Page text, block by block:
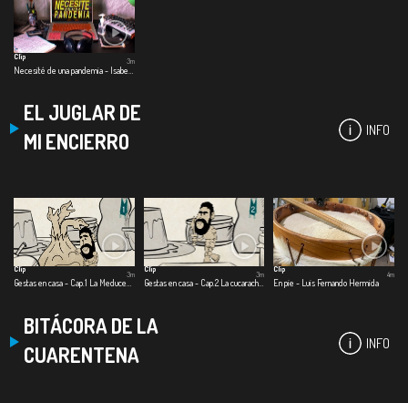
Clip
3m
EL JUGLAR DE
MI ENCIERRO
INFO
Clip
3m
Clip
Gestas en casa - Cap.2 La cucaracha dragón
3m
Clip
En pie - Luis Fernando Hermida
4m
BITÁCORA DE LA
CUARENTENA
INFO